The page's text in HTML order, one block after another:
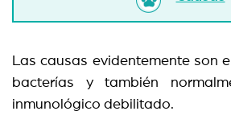
Las causas evidentemente son
bacterías y también
inmunológico debilitado.